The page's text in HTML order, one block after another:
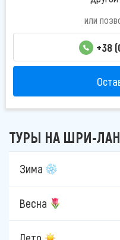
или
+38
ТУРЫ НА ШРИ-
Зима
Весна